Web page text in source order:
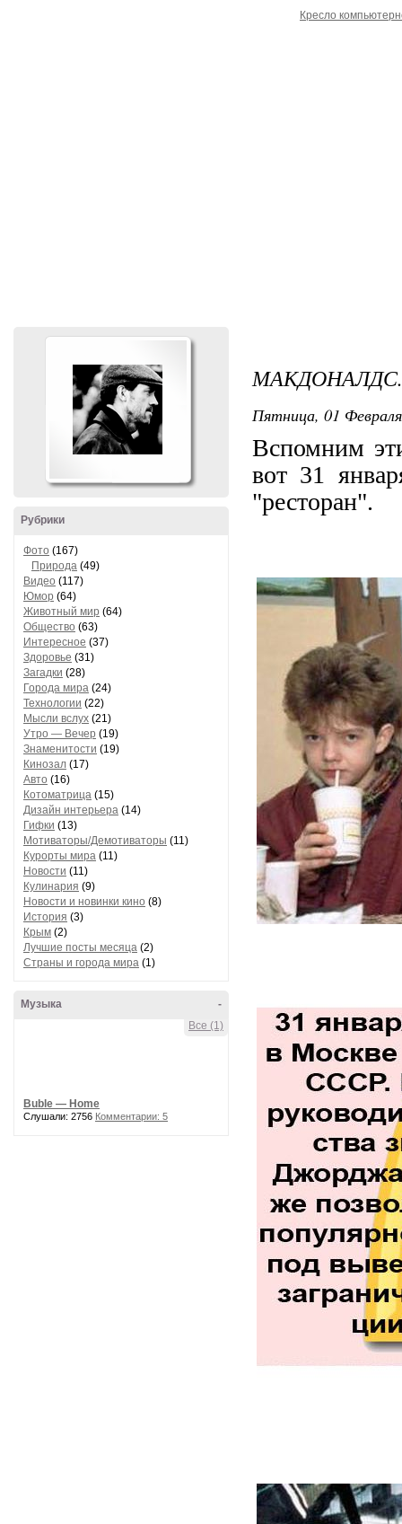
Кресло
Рубрики
Фото (167)
Природа (49)
Видео (117)
Юмор (64)
Животный мир (64)
Общество (63)
Интересное (37)
Здоровье (31)
Загадки (28)
Города мира (24)
Технологии (22)
Мысли вслух (21)
Утро — Вечер (19)
Знаменитости (19)
Кинозал (17)
Авто (16)
Котоматрица (15)
Дизайн интерьера (14)
Гифки (13)
Мотиваторы/Демотиваторы (11)
Курорты мира (11)
Новости (11)
Кулинария (9)
Новости и новинки кино (8)
История (3)
Крым (2)
Лучшие посты месяца (2)
Страны и города мира (1)
-
Музыка
Все (1)
Buble — Home
Слушали: 2756 Комментарии: 5
МАКДОНАЛДС.
Пятница, 01
Вспомним
вот 31
"ресторан".